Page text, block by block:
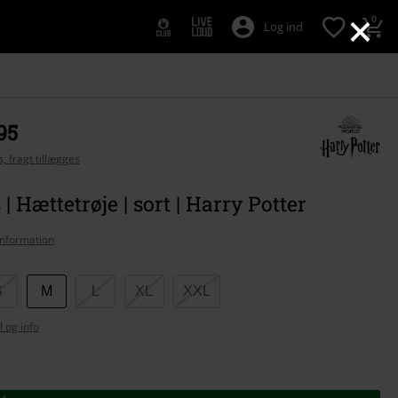
×
Log ind 0
fragt tillægges
Hættetrøje | sort | Harry Potter
M XL XXL
og info